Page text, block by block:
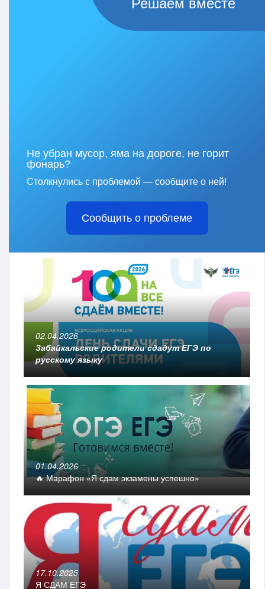
Решаем вместе
Не убран мусор, яма на дороге, не горит
фонарь?
Столкнулись с проблемой — сообщите о ней!
Сообщить о проблеме
02.04.2026
Забайкальские родители сдадут ЕГЭ по
русскому языку
01.04.2026
🔥 Марафон «Я сдам экзамены успешно»
17.10.2025
Я СДАМ ЕГЭ